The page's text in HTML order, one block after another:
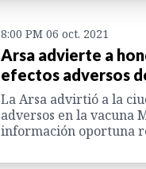
8:00 PM 06 oct. 2021
Arsa advierte a
efectos adversos
La Arsa advirtió a la
adversos en la vacuna
información oportuna